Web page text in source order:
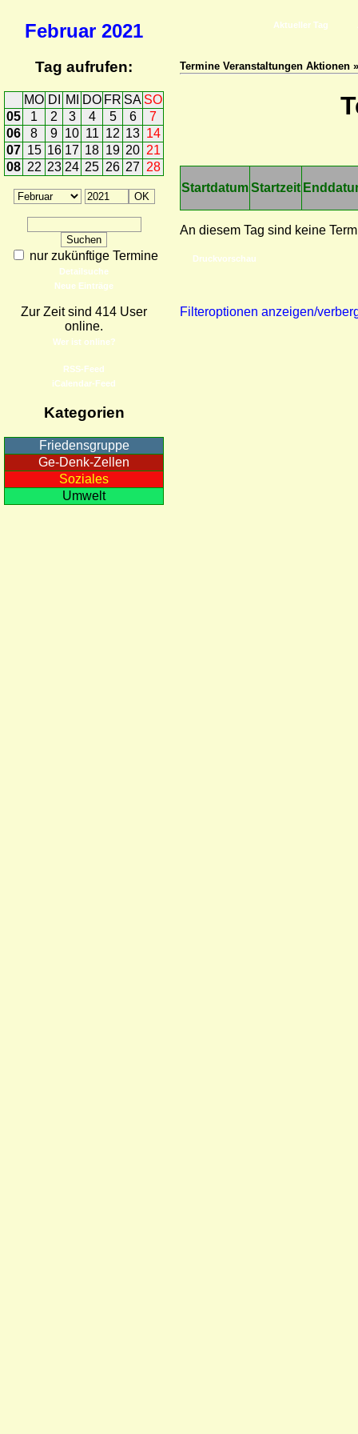
Februar 2021
Tag aufrufen:
MO DI MI DO FR SA SO
05
1 2 3 4 5 6
7
06
8 9 10 11 12 13 14
07 15 16 17 18 19 20 21
08 22 23 24 25 26 27 28
nur zukünftige Termine
Detailsuche
Neue Einträge
Zur Zeit sind 414 User
online.
Wer ist online?
RSS-Feed
iCalendar-Feed
Kategorien
Friedensgruppe
Ge-Denk-Zellen
Soziales
Umwelt
Aktueller Tag
Termine Veranstaltungen Aktionen
StartdatumStartzeit
An diesem Tag sind keine
Druckvorschau
Filteroptionen anzeigen/